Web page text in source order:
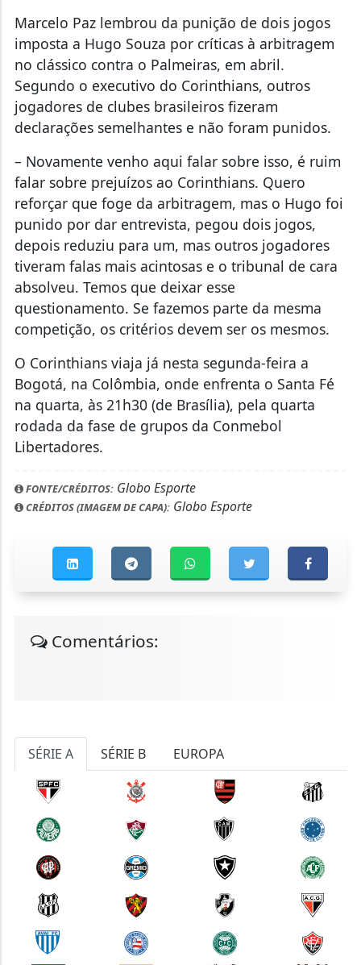
Marcelo Paz lembrou da punição de dois jogos
imposta a Hugo Souza por críticas à arbitragem
no clássico contra o Palmeiras, em abril.
Segundo o executivo do Corinthians, outros
jogadores de clubes brasileiros fizeram
declarações semelhantes e não foram punidos.
– Novamente venho aqui falar sobre isso, é ruim
falar sobre prejuízos ao Corinthians. Quero
reforçar que foge da arbitragem, mas o Hugo foi
punido por dar entrevista, pegou dois jogos,
depois reduziu para um, mas outros jogadores
tiveram falas mais acintosas e o tribunal de cara
absolveu. Temos que deixar esse
questionamento. Se fazemos parte da mesma
competição, os critérios devem ser os mesmos.
O Corinthians viaja já nesta segunda-feira a
Bogotá, na Colômbia, onde enfrenta o Santa Fé
na quarta, às 21h30 (de Brasília), pela quarta
rodada da fase de grupos da Conmebol
Libertadores.
FONTE/CRÉDITOS:Globo Esporte
CRÉDITOS (IMAGEM DE CAPA):Globo Esporte
Comentários:
SÉRIE A SÉRIE B EUROPA